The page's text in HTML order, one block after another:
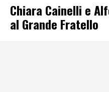
Chiara Cainelli e
al Grande Fratello